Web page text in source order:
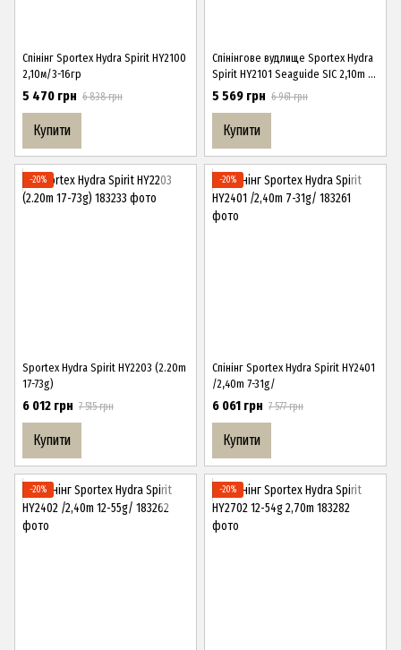
Спінінг Sportex Hydra Spirit HY2100
2,10м/3-16гр
5 470 грн 6 838 грн
Купити
Спінінгове вудлище Sportex Hydra
Spirit HY2101 Seaguide SIC 2,10m 8-
29gr
5 569 грн 6 961 грн
Купити
−20%
Sportex Hydra Spirit HY2203 (2.20m
17-73g)
6 012 грн 7 515 грн
Купити
−20%
Спінінг Sportex Hydra Spirit HY2401
/2,40m 7-31g/
6 061 грн 7 577 грн
Купити
−20% −20%